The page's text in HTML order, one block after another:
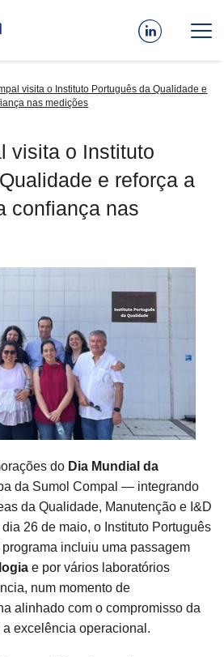
visita o Instituto Português da Qualidade e
nas medições
visita o Instituto
e reforça a
confiança nas
do Dia Mundial da
da Sumol Compal — integrando
da Qualidade, Manutenção e I&D
26 de maio, o Instituto Português
incluiu uma passagem
e por vários laboratórios
num momento de
alinhado com o compromisso da
excelência operacional.